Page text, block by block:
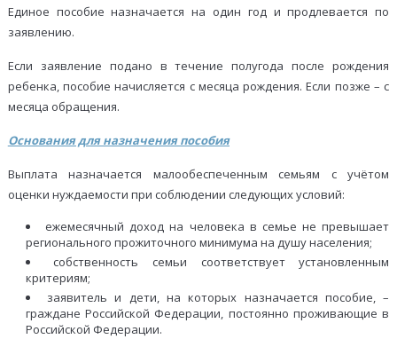
Единое пособие назначается на один год и продлевается по
заявлению.
Если заявление подано в течение полугода после рождения
ребенка, пособие начисляется с месяца рождения. Если позже – с
месяца обращения.
Основания для назначения пособия
Выплата назначается малообеспеченным семьям с учётом
оценки нуждаемости при соблюдении следующих условий:
ежемесячный доход на человека в семье не превышает
регионального прожиточного минимума на душу населения;
собственность семьи соответствует установленным
критериям;
заявитель и дети, на которых назначается пособие, –
граждане Российской Федерации, постоянно проживающие в
Российской Федерации.